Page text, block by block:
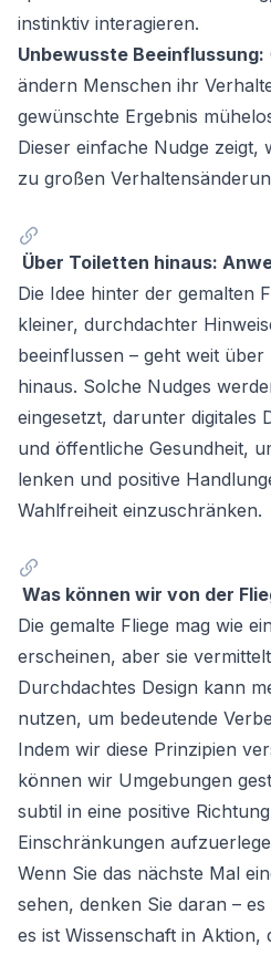
instinktiv interagieren.
Unbewusste Beeinflussung:
ändern Menschen ihr
gewünschte Ergebnis
Dieser einfache Nudge zeigt,
zu großen
Über Toiletten hinaus:
Die Idee hinter der gemalten
kleiner, durchdachter
beeinflussen – geht weit
hinaus. Solche Nudges
eingesetzt, darunter digitales
und öffentliche Gesundheit,
lenken und positive
Wahlfreiheit einzuschränken.
Was können wir von der
Die gemalte Fliege mag wie
erscheinen, aber sie
Durchdachtes Design kann
nutzen, um bedeutende
Indem wir diese Prinzipien
können wir Umgebungen
subtil in eine positive
Einschränkungen
Wenn Sie das nächste Mal
sehen, denken Sie daran –
es ist Wissenschaft in Aktion,